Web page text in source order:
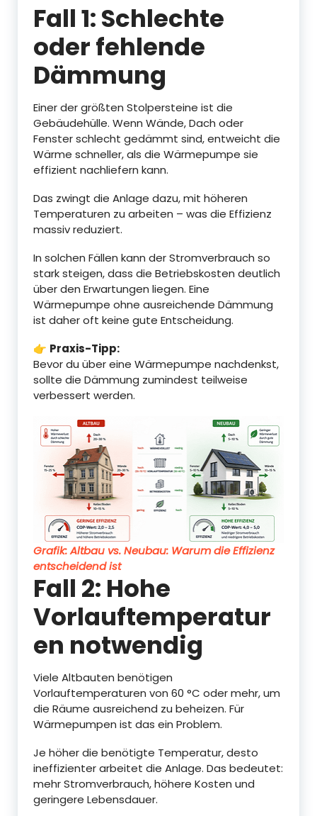
Fall 1: Schlechte
oder fehlende
Dämmung
Einer der größten Stolpersteine ist die
Gebäudehülle. Wenn Wände, Dach oder
Fenster schlecht gedämmt sind, entweicht die
Wärme schneller, als die Wärmepumpe sie
effizient nachliefern kann.
Das zwingt die Anlage dazu, mit höheren
Temperaturen zu arbeiten – was die Effizienz
massiv reduziert.
In solchen Fällen kann der Stromverbrauch so
stark steigen, dass die Betriebskosten deutlich
über den Erwartungen liegen. Eine
Wärmepumpe ohne ausreichende Dämmung
ist daher oft keine gute Entscheidung.
👉 Praxis-Tipp:
Bevor du über eine Wärmepumpe nachdenkst,
sollte die Dämmung zumindest teilweise
verbessert werden.
Grafik: Altbau vs. Neubau: Warum die Effizienz
entscheidend ist
Fall 2: Hohe
Vorlauftemperatur
en notwendig
Viele Altbauten benötigen
Vorlauftemperaturen von 60 °C oder mehr, um
die Räume ausreichend zu beheizen. Für
Wärmepumpen ist das ein Problem.
Je höher die benötigte Temperatur, desto
ineffizienter arbeitet die Anlage. Das bedeutet:
mehr Stromverbrauch, höhere Kosten und
geringere Lebensdauer.